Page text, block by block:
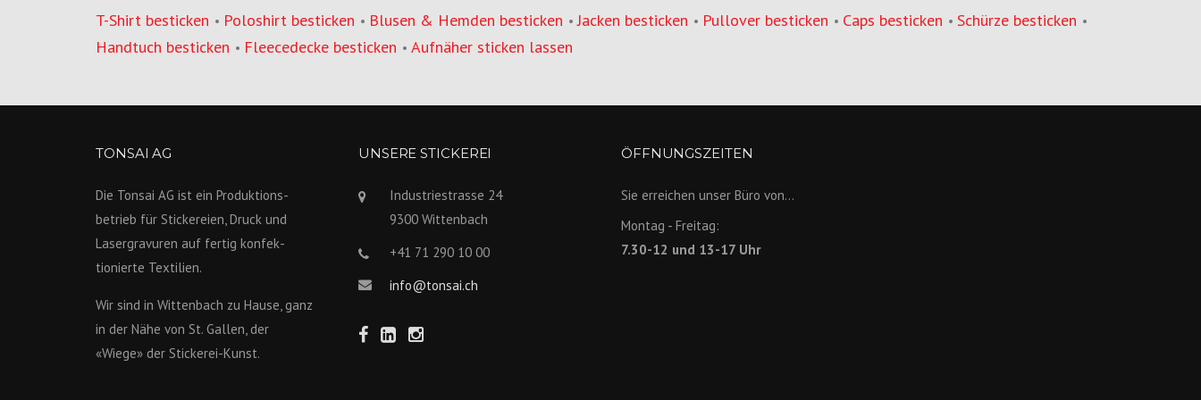
T-Shirt besticken • Poloshirt besticken • Blusen & Hemden besticken •Jacken besticken • Pullover besticken • Caps besticken • Schürze besticken •
Handtuch besticken • Fleecedecke besticken • Aufnäher sticken lassen
TONSAI AG
Die Tonsai AG ist ein Produktions­
betrieb für Stickereien, Druck und
Lasergravuren auf fertig konfek­
tionierte Textilien.
Wir sind in Wittenbach zu Hause, ganz
in der Nähe von St. Gallen, der
«Wiege» der Stickerei-Kunst.
UNSERE STICKEREI
Industriestrasse 24
9300 Wittenbach
+41 71 290 10 00
info@tonsai.ch
ÖFFNUNGSZEITEN
Sie erreichen unser Büro von...
Montag - Freitag:
7.30-12 und 13-17 Uhr